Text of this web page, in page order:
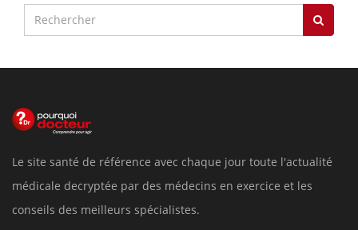
Le site santé de référence avec chaque jour toute l'actualité
médicale decryptée par des médecins en exercice et les
conseils des meilleurs spécialistes.